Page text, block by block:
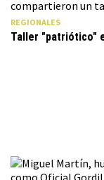
REGIONALES
Taller "patriótico"